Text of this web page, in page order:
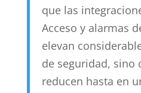
que las
Acceso y alarmas
elevan
de seguridad, sino
reducen hasta en